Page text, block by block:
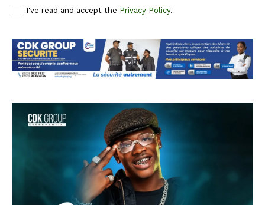
I've read and accept the Privacy Policy.